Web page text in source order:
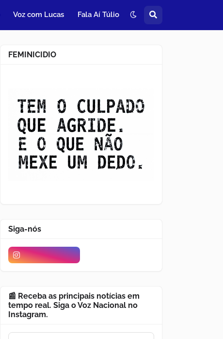
Voz com Lucas Fala Aí Túlio
FEMINICIDIO
Siga-nós
📰 Receba as principais notícias em
tempo real. Siga o Voz Nacional no
Instagram.